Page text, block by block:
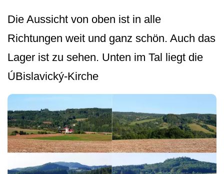
Die Aussicht von oben ist in alle
Richtungen weit und ganz schön. Auch das
Lager ist zu sehen. Unten im Tal liegt die
ÚBislavický-Kirche